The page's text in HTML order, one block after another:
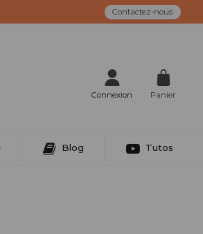
Contactez-nous
Connexion Panier
Blog Tutos